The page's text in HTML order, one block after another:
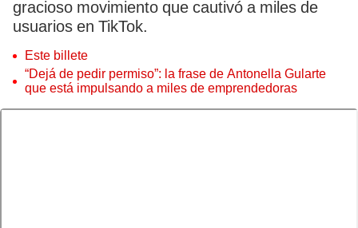
gracioso movimiento que cautivó a miles de
usuarios en TikTok.
Este billete
“Dejá de pedir permiso”: la frase de Antonella Gularte
que está impulsando a miles de emprendedoras